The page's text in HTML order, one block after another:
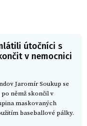
útočníci s
v nemocnici
Jaromír Soukup se
němž skončil v
maskovaných
baseballové pálky.